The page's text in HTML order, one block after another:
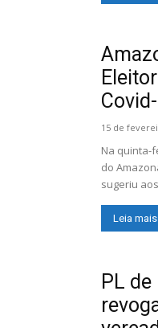
15 de
Na quinta-
do
sugeriu
Leia mais
PL